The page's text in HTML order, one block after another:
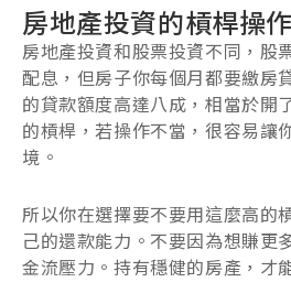
房地產投資的槓桿操作
房地產投資和股票投資不同，股
配息，但房子你每個月都要繳房
的貸款額度高達八成，相當於開
的槓桿，若操作不當，很容易讓
境。
所以你在選擇要不要用這麼高的
己的還款能力。不要因為想賺更
金流壓力。持有穩健的房產，才